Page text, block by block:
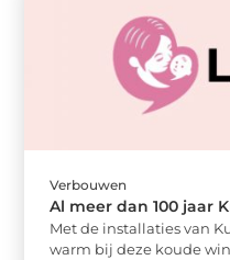
Verbouwen
Al meer dan 100 jaar
Met de installaties van
warm bij deze koude